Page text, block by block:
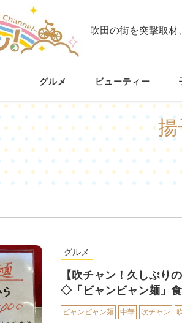
吹田の街を突撃取材
グルメ ビューティー
揚
グルメ
【吹チャン！久しぶり
◇「ビャンビャン麺」
ビャンビャン麺 中華 吹チャン